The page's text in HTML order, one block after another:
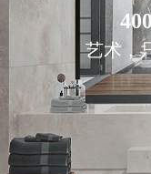
艺术，